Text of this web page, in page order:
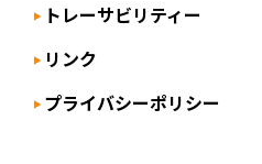
トレーサビリティー
リンク
プライバシーポリシー